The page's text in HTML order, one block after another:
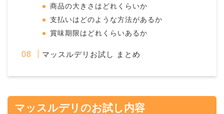
商品の大きさはどれくらいか
支払いはどのような方法があるか
賞味期限はどれくらいあるか
マッスルデリお試し まとめ
マッスルデリのお試し内容